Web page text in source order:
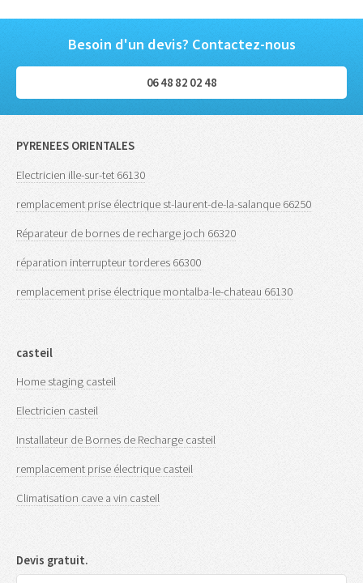
Besoin d'un devis? Contactez-nous
06 48 82 02 48
PYRENEES ORIENTALES
Electricien ille-sur-tet 66130
remplacement prise électrique st-laurent-de-la-salanque 66250
Réparateur de bornes de recharge joch 66320
réparation interrupteur torderes 66300
remplacement prise électrique montalba-le-chateau 66130
casteil
Home staging casteil
Electricien casteil
Installateur de Bornes de Recharge casteil
remplacement prise électrique casteil
Climatisation cave a vin casteil
Devis gratuit.